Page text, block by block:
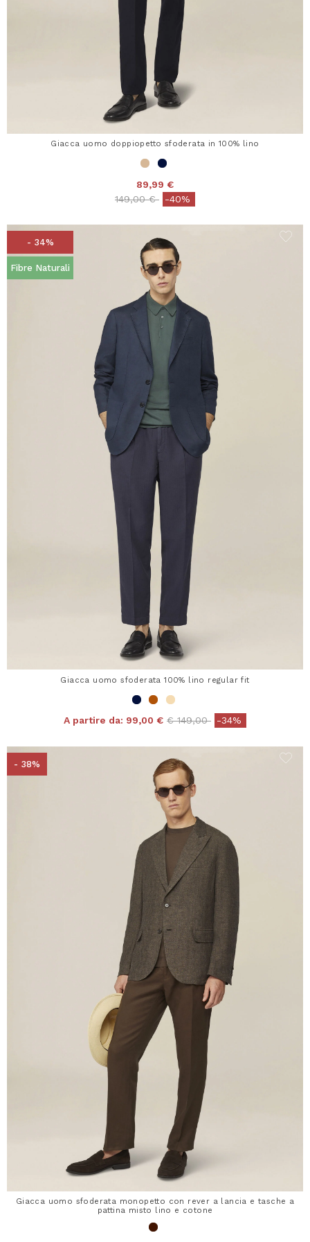
Giacca uomo doppiopetto sfoderata in 100% lino
89,99 €
Price reduced from
149,00 €to-40%
- 34%
Fibre Naturali
Giacca uomo sfoderata 100% lino regular fit
A partire da: 99,00 € Price reduced from
€ 149,00to-34%
- 38%
Giacca uomo sfoderata monopetto con rever a lancia e tasche a
pattina misto lino e cotone